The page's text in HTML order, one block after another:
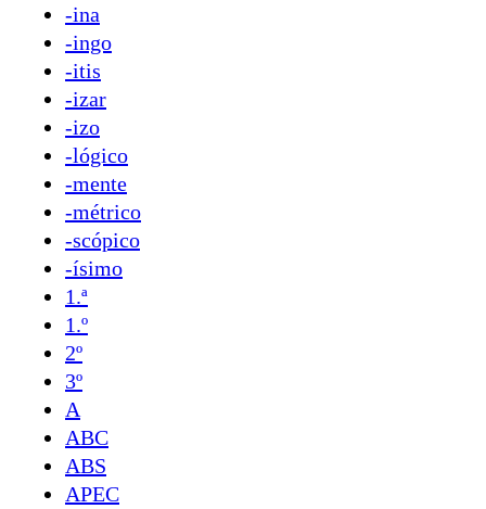
-ina
-ingo
-itis
-izar
-izo
-lógico
-mente
-métrico
-scópico
-ísimo
1.ª
1.º
2º
3º
A
ABC
ABS
APEC